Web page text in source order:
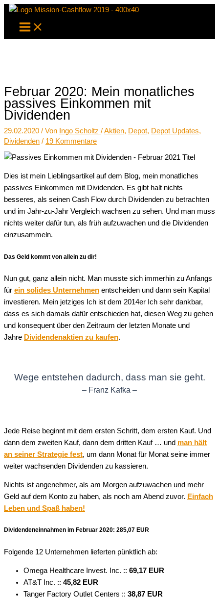
Zum
Inhalt
springen
Februar 2020: Mein monatliches
passives Einkommen mit
Dividenden
29.02.2020 / Von Ingo Scholtz /Aktien, Depot, Depot Updates,
Dividenden / 19 Kommentare
Dies ist mein Lieblingsartikel auf dem Blog, mein monatliches
passives Einkommen mit Dividenden. Es gibt halt nichts
besseres, als seinen Cash Flow durch Dividenden zu betrachten
und im Jahr-zu-Jahr Vergleich wachsen zu sehen. Und man muss
nichts weiter dafür tun, als früh aufzuwachen und die Dividenden
einzusammeln.
Das Geld kommt von allein zu dir!
Nun gut, ganz allein nicht. Man musste sich immerhin zu Anfangs
für ein solides Unternehmen entscheiden und dann sein Kapital
investieren. Mein jetziges Ich ist dem 2014er Ich sehr dankbar,
dass es sich damals dafür entschieden hat, diesen Weg zu gehen
und konsequent über den Zeitraum der letzten Monate und
Jahre Dividendenaktien zu kaufen.
Wege entstehen dadurch, dass man sie geht.
– Franz Kafka –
Jede Reise beginnt mit dem ersten Schritt, dem ersten Kauf. Und
dann dem zweiten Kauf, dann dem dritten Kauf … und man hält
an seiner Strategie fest, um dann Monat für Monat seine immer
weiter wachsenden Dividenden zu kassieren.
Nichts ist angenehmer, als am Morgen aufzuwachen und mehr
Geld auf dem Konto zu haben, als noch am Abend zuvor. Einfach
Leben und Spaß haben!
Dividendeneinnahmen im Februar 2020: 285,07 EUR
Folgende 12 Unternehmen lieferten pünktlich ab:
Omega Healthcare Invest. Inc. :: 69,17 EUR
AT&T Inc. :: 45,82 EUR
Tanger Factory Outlet Centers :: 38,87 EUR